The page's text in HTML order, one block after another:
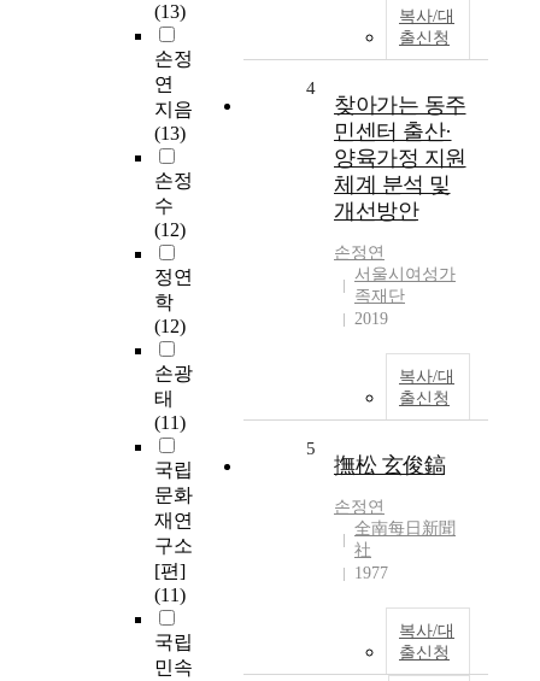
(13)
손정
연
지음
(13)
손정
수
(12)
정연
학
(12)
손광
태
(11)
국립
문화
재연
구소
[편]
(11)
국립
민속
복사/대
출신청
4
찾아가는 동주
민센터 출산·
양육가정 지원
체계 분석 및
개선방안
손정연
서울시여성가
족재단
2019
복사/대
출신청
5
撫松 玄俊鎬
손정연
全南每日新聞
社
1977
복사/대
출신청